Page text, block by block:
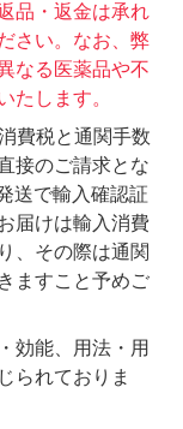
品・返金は承れ
さい。なお、弊
なる医薬品や不
たします。
費税と通関手数
接のご請求とな
送で輸入確認証
届けは輸入消費
、その際は通関
ますこと予めご
効能、用法・用
られておりま